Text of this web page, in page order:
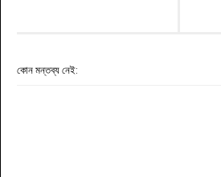
কোন মন্তব্য নেই: